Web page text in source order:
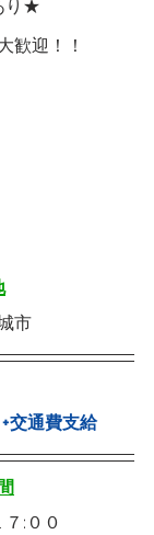
り★
歓迎！！
市
+交通費支給
:００